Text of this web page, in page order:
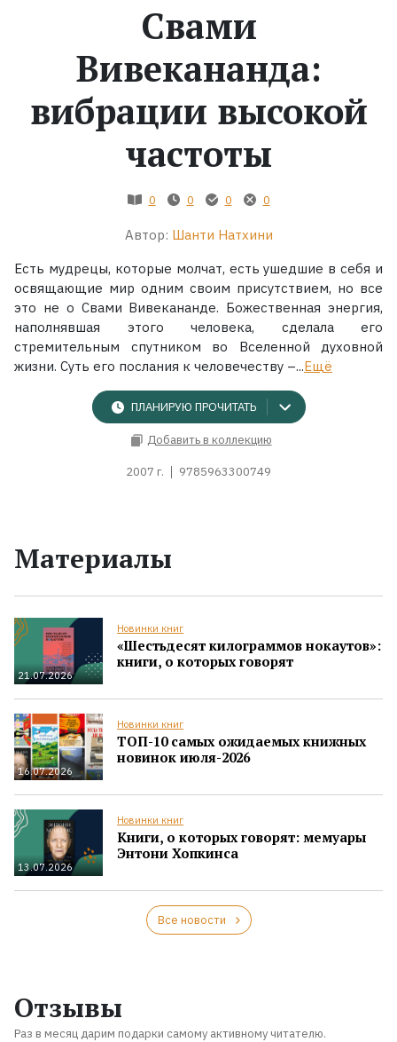
Коллекции
Свами
Вивекананда:
вибрации высокой
частоты
0 0 0 0
Автор: Шанти Натхини
Есть мудрецы, которые молчат, есть ушедшие в себя и
освящающие мир одним своим присутствием, но все
это не о Свами Вивекананде. Божественная энергия,
наполнявшая этого человека, сделала его
стремительным спутником во Вселенной духовной
жизни. Суть его послания к человечеству –...Ещё
ПЛАНИРУЮ ПРОЧИТАТЬ
Добавить в коллекцию
2007 г. 9785963300749
Материалы
21.07.2026
Новинки книг
«Шестьдесят килограммов нокаутов»:
книги, о которых говорят
16.07.2026
Новинки книг
ТОП-10 самых ожидаемых книжных
новинок июля-2026
13.07.2026
Новинки книг
Книги, о которых говорят: мемуары
Энтони Хопкинса
Все новости
Отзывы
Раз в месяц дарим подарки самому активному читателю.